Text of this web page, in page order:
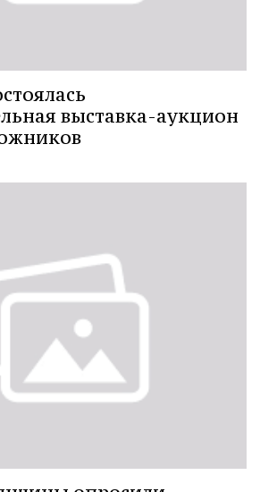
выставка-аукцион